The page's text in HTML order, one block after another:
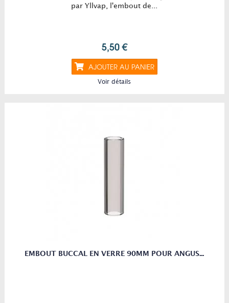
par Yllvap, l'embout de...
5,50 €
AJOUTER AU PANIER
Voir détails
EMBOUT BUCCAL EN VERRE 90MM POUR ANGUS...